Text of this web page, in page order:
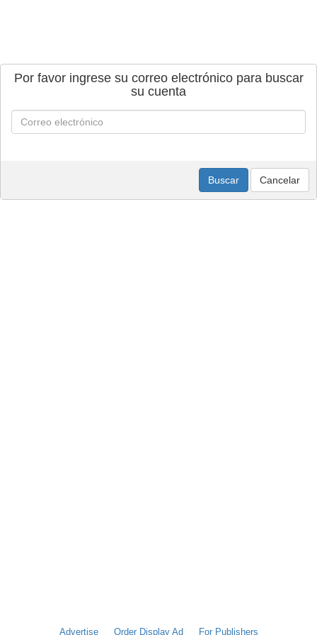
Por favor ingrese su correo electrónico para buscar
su cuenta
Buscar Cancelar
Advertise Order Display Ad For Publishers